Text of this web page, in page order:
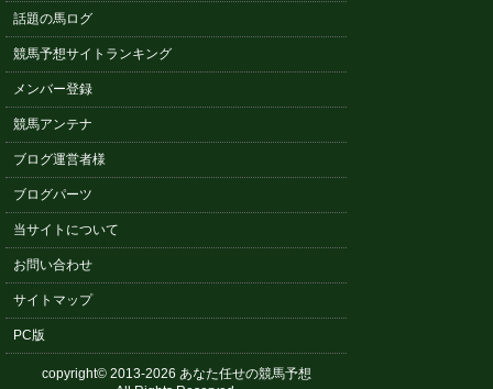
話題の馬ログ
競馬予想サイトランキング
メンバー登録
競馬アンテナ
ブログ運営者様
ブログパーツ
当サイトについて
お問い合わせ
サイトマップ
PC版
copyright© 2013-2026 あなた任せの競馬予想